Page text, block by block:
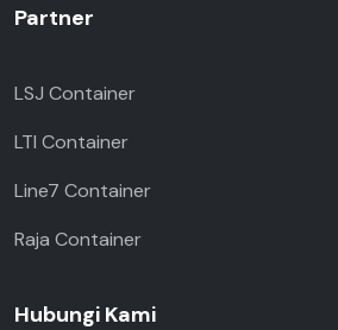
Partner
LSJ Container
LTI Container
Line7 Container
Raja Container
Hubungi Kami